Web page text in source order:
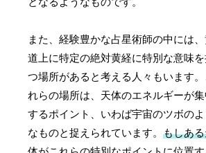
また、経験豊かな占星術師の中には
道上に特定の絶対黄経に特別な意味
つ場所があると考える人々もいます。
れらの場所は、天体のエネルギーが集
するポイント、いわば宇宙のツボのよ
なものと捉えられています。もしあ